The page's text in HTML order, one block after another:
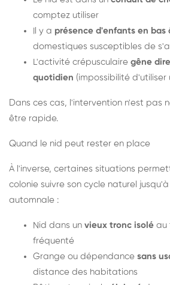
comptez utiliser
Il y a présence d'enfants en bas
domestiques susceptibles de
L'activité crépusculaire gêne
quotidien (impossibilité d'utiliser
Dans ces cas, l'intervention n'est pas
être rapide.
Quand le nid peut rester en place
À l'inverse, certaines situations
colonie suivre son cycle naturel
automnale :
Nid dans un vieux tronc isolé au
fréquenté
Grange ou dépendance sans
distance des habitations